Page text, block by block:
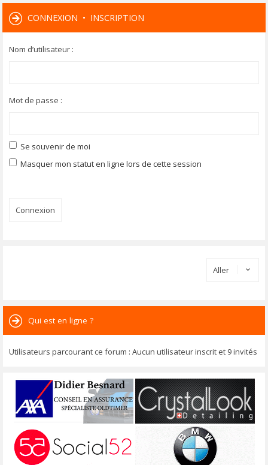
CONNEXION • INSCRIPTION
Nom d’utilisateur :
Mot de passe :
Se souvenir de moi
Masquer mon statut en ligne lors de cette session
Aller
Qui est en ligne ?
Utilisateurs parcourant ce forum : Aucun utilisateur inscrit et 9 invités